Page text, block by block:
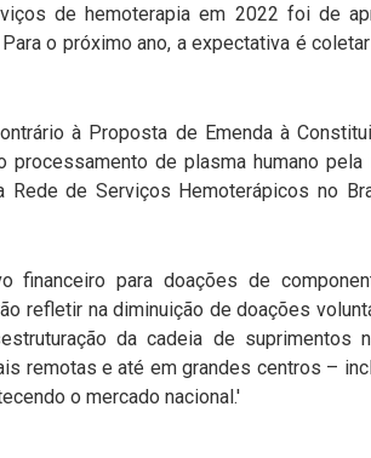
de hemoterapia em 2022 foi de
o próximo ano, a expectativa é
à Proposta de Emenda à
de plasma humano pela
de Serviços Hemoterápicos no
financeiro para doações de
refletir na diminuição de doações
da cadeia de suprimentos
remotas e até em grandes centros –
o mercado nacional.'